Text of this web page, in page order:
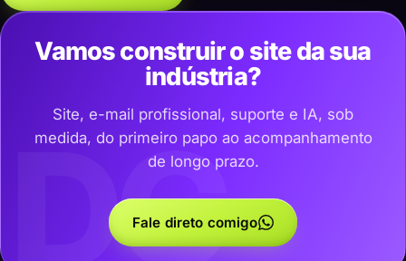
DC
Vamos construir o site da sua
indústria?
Site, e-mail profissional, suporte e IA, sob
medida, do primeiro papo ao acompanhamento
de longo prazo.
Fale direto comigo